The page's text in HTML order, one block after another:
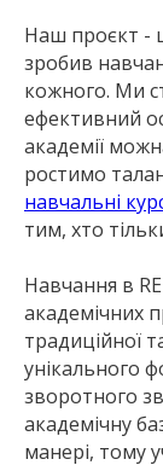
Наш проєкт -
зробив
кожного. Ми
ефективний
академії
ростимо
навчальні
тим, хто
Навчання в
академічних
традиційної
унікального
зворотного
академічну
манері, тому